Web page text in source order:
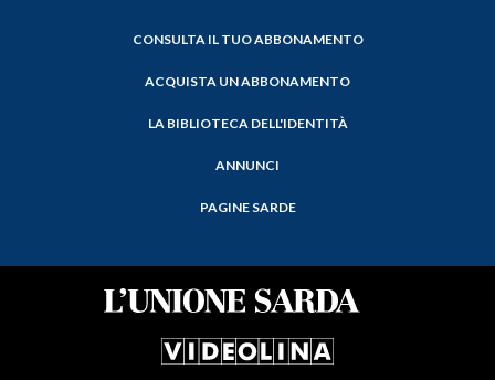
CONSULTA IL TUO ABBONAMENTO
ACQUISTA UN ABBONAMENTO
LA BIBLIOTECA DELL'IDENTITÀ
ANNUNCI
PAGINE SARDE